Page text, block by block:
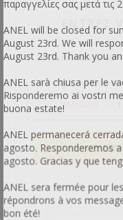
ENTREZ
Seuls les
MAUVAIS
παραγγελίες σας μετά τις
ANEL will be closed for
August 23rd. We will
August 23rd. Thank you
ANEL sarà chiusa per le
Risponderemo ai vostri
buona estate!
ANEL permanecerá
agosto. Responderemos
agosto. Gracias y que
ANEL sera fermée pour
répondrons à vos
bon été!